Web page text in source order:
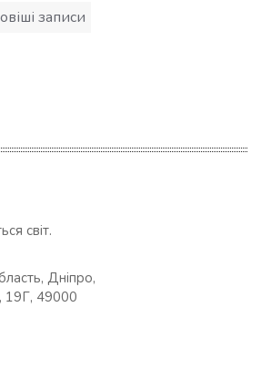
записи
світ.
Дніпро,
19Г, 49000